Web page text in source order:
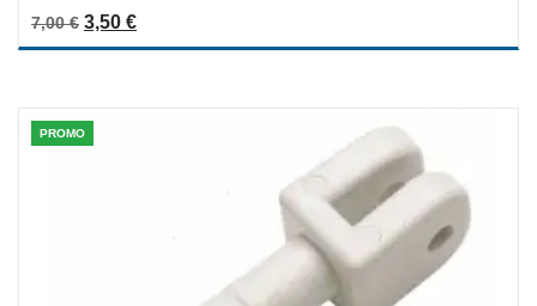
out
of
7,00€ Il prezzo originale era: 7,00 €.
3,50 €Il prezzo attuale è: 3,50 €.
PROMO